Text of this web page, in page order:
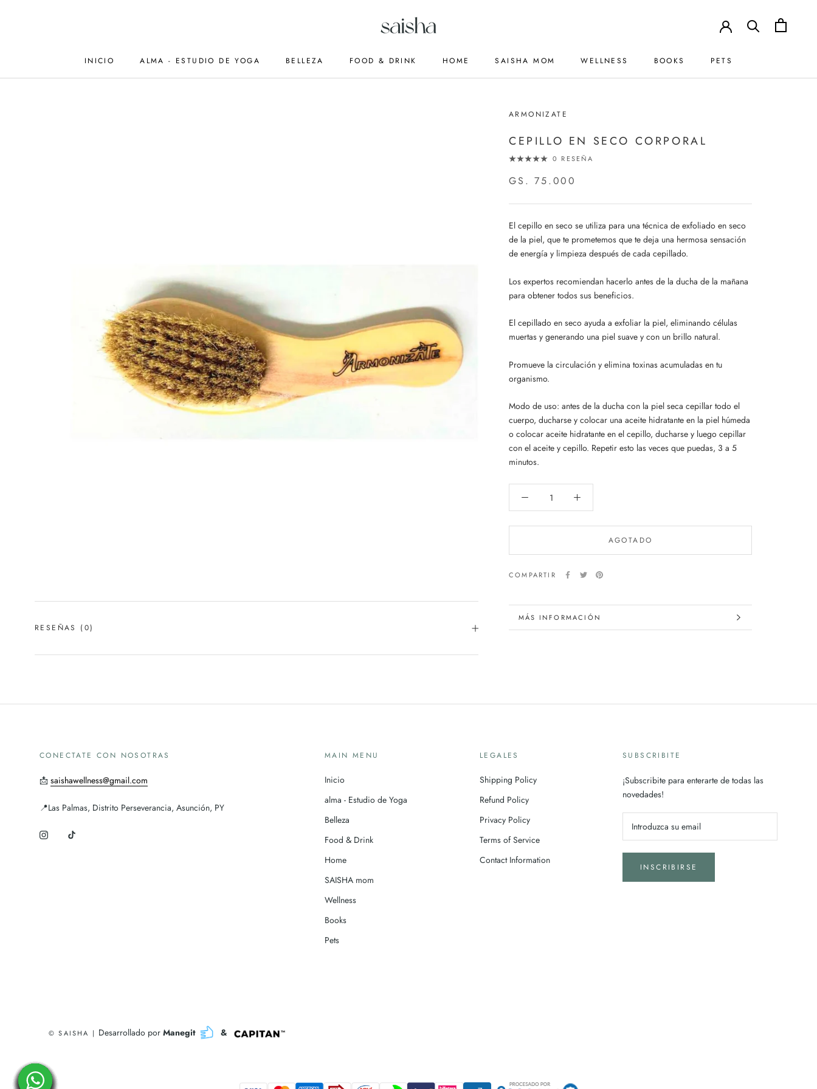
INICIO
ALMA - ESTUDIO DE YOGA
BELLEZA FOOD & DRINK HOME SAISHA MOM WELLNESS
BOOKS
PETS
ARMONIZATE
CEPILLO EN SECO CORPORAL
0 RESEÑA
GS. 75.000
El cepillo en seco se utiliza para una técnica de exfoliado en seco
de la piel, que te prometemos que te deja una hermosa sensación
de energía y limpieza después de cada cepillado.
Los expertos recomiendan hacerlo antes de la ducha de la mañana
para obtener todos sus beneficios.
El cepillado en seco ayuda a exfoliar la piel, eliminando células
muertas y generando una piel suave y con un brillo natural.
Promueve la circulación y elimina toxinas acumuladas en tu
organismo.
Modo de uso: antes de la ducha con la piel seca cepillar todo el
cuerpo, ducharse y colocar una aceite hidratante en la piel húmeda
o colocar aceite hidratante en el cepillo, ducharse y luego cepillar
con el aceite y cepillo. Repetir esto las veces que puedas, 3 a 5
minutos.
AGOTADO
COMPARTIR
MÁS INFORMACIÓN
VER IMAGENES
RESEÑAS (0)
CONECTATE CON NOSOTRAS
📩 saishawellness@gmail.com
📍Las Palmas, Distrito Perseverancia, Asunción, PY
MAIN MENU
Inicio
alma - Estudio de Yoga
Belleza
Food & Drink
Home
SAISHA mom
Wellness
Books
Pets
LEGALES
Shipping Policy
Refund Policy
Privacy Policy
Terms of Service
Contact Information
SUBSCRIBITE
¡Subscribite para enterarte de todas las
novedades!
INSCRIBIRSE
© SAISHA | Desarrollado porManegit &